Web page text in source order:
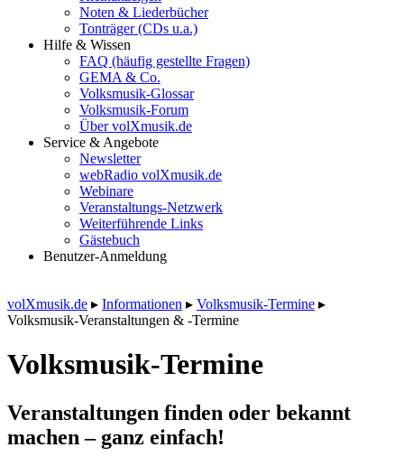
Noten & Liederbücher
Tonträger (CDs u.a.)
Hilfe & Wissen
FAQ (häufig gestellte Fragen)
GEMA & Co.
Volksmusik-Glossar
Volksmusik-Forum
Über volXmusik.de
Service & Angebote
Newsletter
webRadio volXmusik.de
Webinare
Veranstaltungs-Netzwerk
Weiterführende Links
Gästebuch
Benutzer-Anmeldung
volXmusik.de ▸ Informationen ▸ Volksmusik-Termine ▸
Volksmusik-Veranstaltungen & -Termine
Volksmusik-Termine
Veranstaltungen finden oder bekannt
machen – ganz einfach!